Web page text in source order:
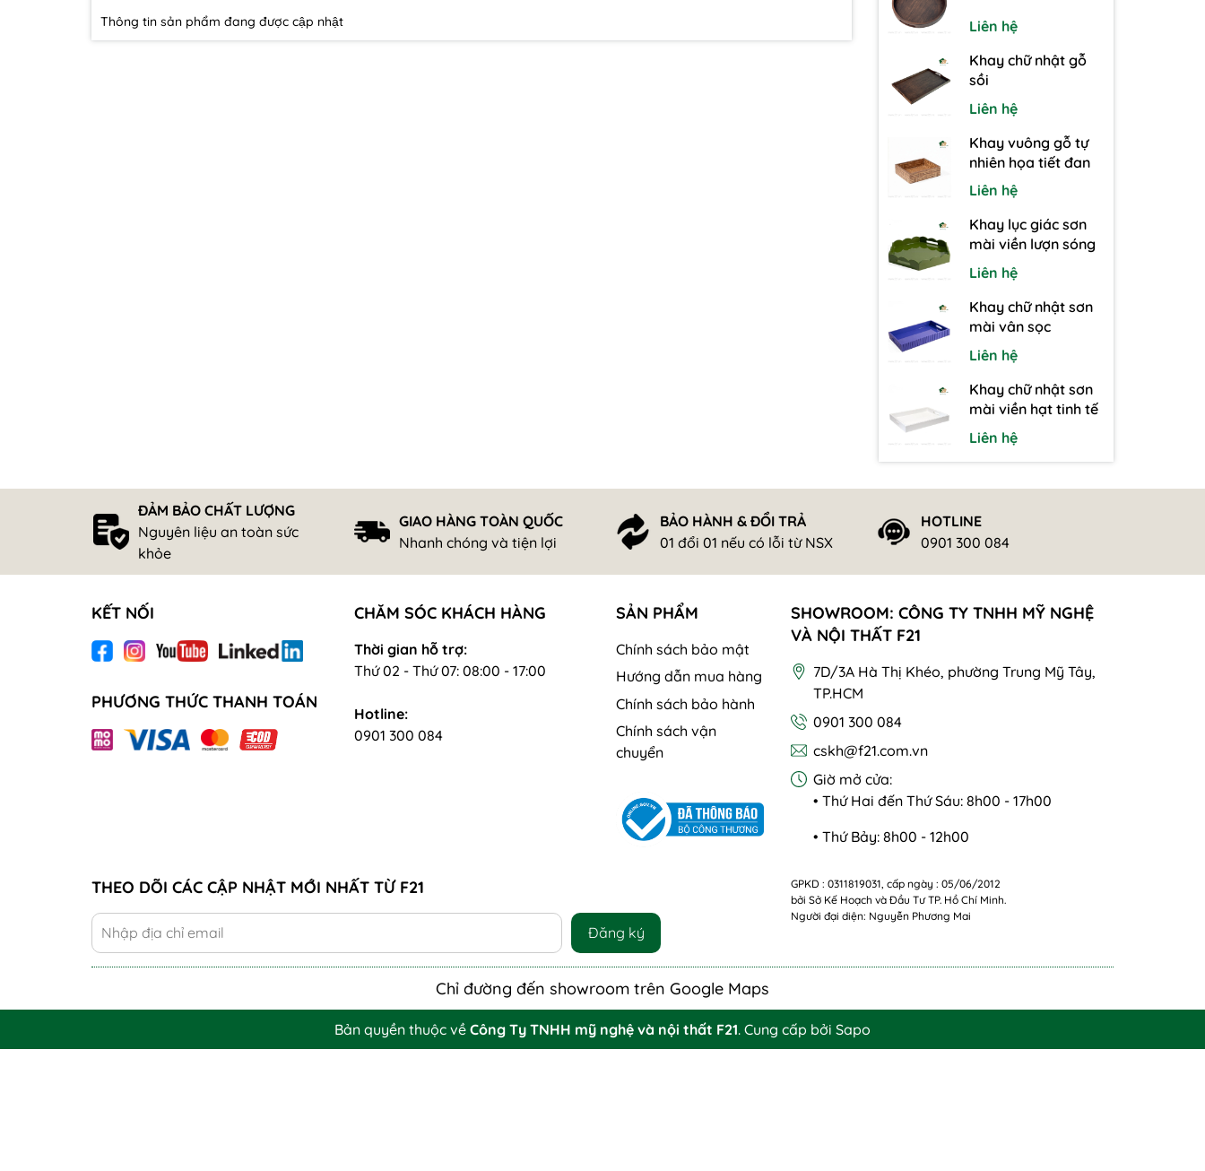
Thông tin sản phẩm đang được cập nhật
Liên hệ
Khay chữ nhật gỗ
sồi
Liên hệ
Khay vuông gỗ tự
nhiên họa tiết đan
Liên hệ
Khay lục giác sơn
mài viền lượn sóng
Liên hệ
Khay chữ nhật sơn
mài vân sọc
Liên hệ
Khay chữ nhật sơn
mài viền hạt tinh tế
Liên hệ
ĐẢM BẢO CHẤT LƯỢNG
Nguyên liệu an toàn sức
khỏe
GIAO HÀNG TOÀN QUỐC
Nhanh chóng và tiện lợi
BẢO HÀNH & ĐỔI TRẢ
01 đổi 01 nếu có lỗi từ NSX
HOTLINE
0901 300 084
KẾT NỐI
PHƯƠNG THỨC THANH TOÁN
CHĂM SÓC KHÁCH HÀNG
Thời gian hỗ trợ:
Thứ 02 - Thứ 07: 08:00 - 17:00
Hotline:
0901 300 084
SẢN PHẨM
Chính sách bảo mật
Hướng dẫn mua hàng
Chính sách bảo hành
Chính sách vận
chuyển
SHOWROOM: CÔNG TY TNHH MỸ NGHỆ
VÀ NỘI THẤT F21
7D/3A Hà Thị Khéo, phường Trung Mỹ Tây,
TP.HCM
0901 300 084
cskh@f21.com.vn
Giờ mở cửa:
• Thứ Hai đến Thứ Sáu: 8h00 - 17h00
• Thứ Bảy: 8h00 - 12h00
THEO DÕI CÁC CẬP NHẬT MỚI NHẤT TỪ F21
Đăng ký
GPKD : 0311819031, cấp ngày : 05/06/2012
bởi Sở Kế Hoạch và Đầu Tư TP. Hồ Chí Minh.
Người đại diện: Nguyễn Phương Mai
Chỉ đường đến showroom trên Google Maps
Bản quyền thuộc về Công Ty TNHH mỹ nghệ và nội thất F21. Cung cấp bởi Sapo